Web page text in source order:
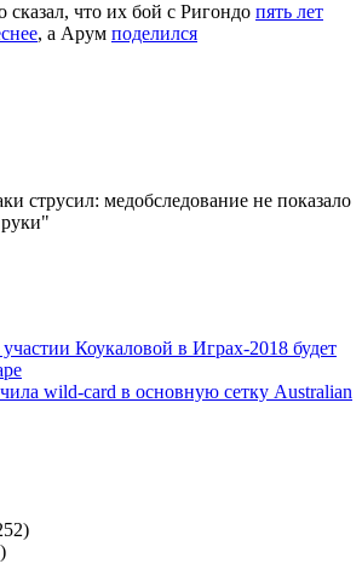
сказал, что их бой с Ригондо пять лет
, а Арум поделился
струсил: медобследование не показало
Коукаловой в Играх-2018 будет
wild-card в основную сетку Australian